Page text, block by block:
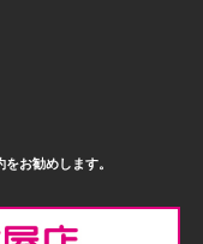
お勧めします。